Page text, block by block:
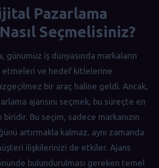
Pazarlama
Seçmelisiniz?
günümüz iş dünyasında markaların
etmeleri ve hedef kitlelerine
bir araç haline geldi. Ancak,
ajansını seçmek, bu süreçte en
Bu seçim, sadece markanızın
artırmakla kalmaz, aynı zamanda
ilişkilerinizi de etkiler. Ajans
bulundurulması gereken temel